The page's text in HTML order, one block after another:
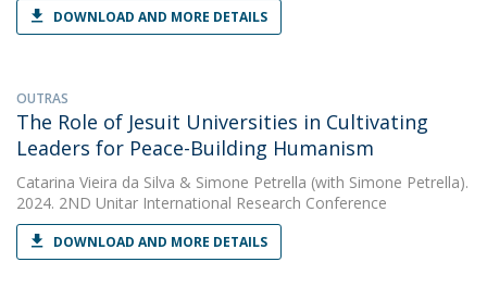
DOWNLOAD AND MORE DETAILS
OUTRAS
The Role of Jesuit Universities in Cultivating
Leaders for Peace-Building Humanism
Catarina Vieira da Silva & Simone Petrella (with Simone Petrella).
2024. 2ND Unitar International Research Conference
DOWNLOAD AND MORE DETAILS